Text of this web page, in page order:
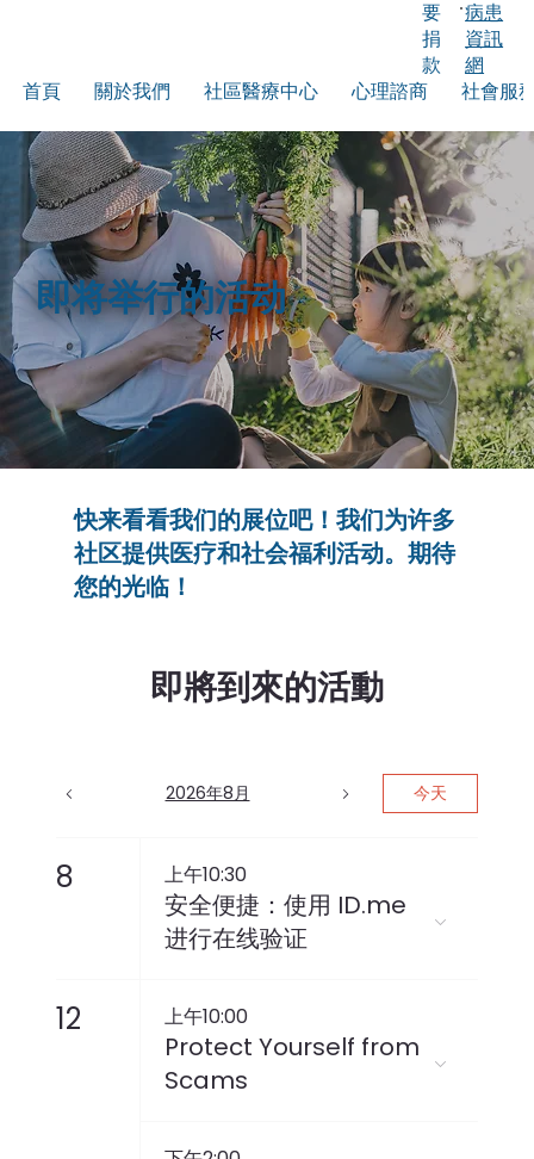
首頁 關於我們 社區醫療中心 心理諮商 社會服
要
捐
款
病患
資訊
網
即将举行的活动
快来看看我们的展位吧！我们为许多
社区提供医疗和社会福利活动。期待
您的光临！
即將到來的活動
2026年8月 今天
8 上午10:30
安全便捷：使用 ID.me
进行在线验证
12 上午10:00
Protect Yourself from
Scams